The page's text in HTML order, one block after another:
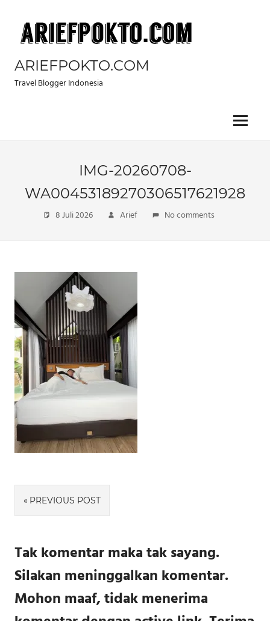
content
ARIEFPOKTO.COM
Travel Blogger Indonesia
Menu
IMG-20260708-
WA00453189270306517621928
8 Juli 2026 Arief No comments
Navigasi
pos
PREVIOUS POST
Tak komentar maka tak sayang.
Silakan meninggalkan komentar.
Mohon maaf, tidak menerima